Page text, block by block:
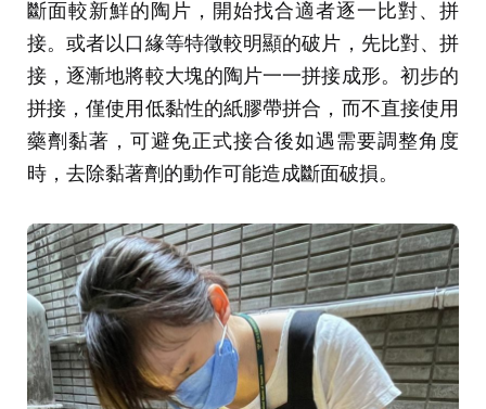
斷面較新鮮的陶片，開始找合適者逐一比對、拼
接。或者以口緣等特徵較明顯的破片，先比對、拼
接，逐漸地將較大塊的陶片一一拼接成形。初步的
拼接，僅使用低黏性的紙膠帶拼合，而不直接使用
藥劑黏著，可避免正式接合後如遇需要調整角度
時，去除黏著劑的動作可能造成斷面破損。